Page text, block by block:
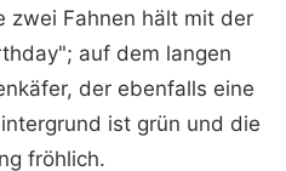
zwei Fahnen hält mit der
auf dem langen
der ebenfalls eine
ist grün und die
fröhlich.